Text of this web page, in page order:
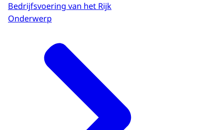
Bedrijfsvoering van het Rijk
Onderwerp